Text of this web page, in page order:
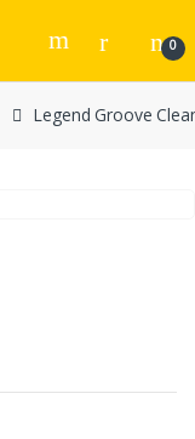
0
Legend Groove